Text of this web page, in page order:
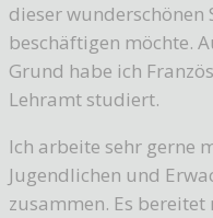
dieser wunderschönen
beschäftigen möchte.
Grund habe ich
Lehramt studiert.
Ich arbeite sehr gerne
Jugendlichen und
zusammen. Es bereitet